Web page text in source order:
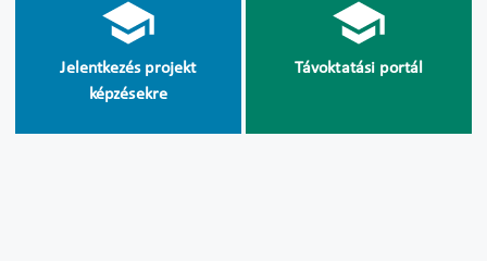
Jelentkezés projekt
képzésekre
Távoktatási portál